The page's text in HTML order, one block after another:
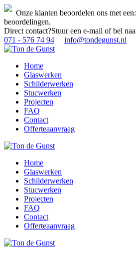
Onze klanten beoordelen ons met een:
beoordelingen.
Direct contact?Stuur een e-mail of bel
071 - 576 74 94
info@tondegunst.nl
Home
Glaswerken
Schilderwerken
Stucwerken
Projecten
FAQ
Contact
Offerteaanvraag
Home
Glaswerken
Schilderwerken
Stucwerken
Projecten
FAQ
Contact
Offerteaanvraag